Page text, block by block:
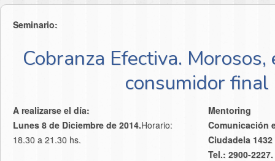
Seminario:
Cobranza Efectiva.
consumidor final
A realizarse el día:
Lunes 8 de Diciembre de 2014.Horario:
18.30 a 21.30 hs.
Mentoring
Comunicación
Ciudadela 1432
Tel.: 2900-2227.